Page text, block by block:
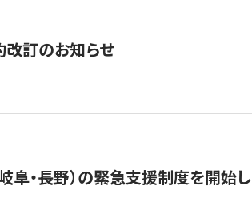
改訂のお知らせ
阜・長野）の緊急支援制度を開始